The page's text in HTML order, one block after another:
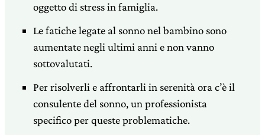
oggetto di stress in famiglia.
Le fatiche legate al sonno nel bambino sono
aumentate negli ultimi anni e non vanno
sottovalutati.
Per risolverli e affrontarli in serenità ora c’è il
consulente del sonno, un professionista
specifico per queste problematiche.